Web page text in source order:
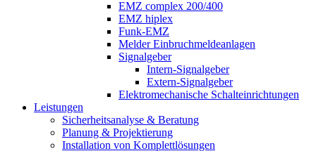
EMZ complex 200/400
EMZ hiplex
Funk-EMZ
Melder Einbruchmeldeanlagen
Signalgeber
Intern-Signalgeber
Extern-Signalgeber
Elektromechanische Schalteinrichtungen
Leistungen
Sicherheitsanalyse & Beratung
Planung & Projektierung​
Installation von Komplettlösungen